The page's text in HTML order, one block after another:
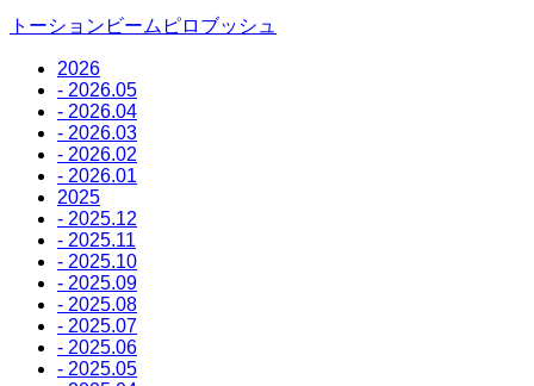
トーションビームピロブッシュ
2026
- 2026.05
- 2026.04
- 2026.03
- 2026.02
- 2026.01
2025
- 2025.12
- 2025.11
- 2025.10
- 2025.09
- 2025.08
- 2025.07
- 2025.06
- 2025.05